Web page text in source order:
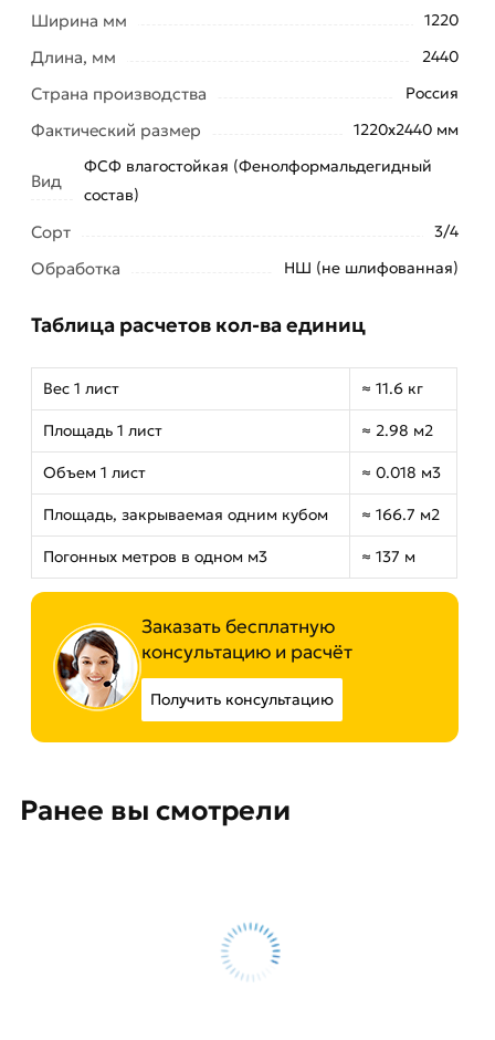
Ширина мм 1220
Длина, мм 2440
Страна производства Россия
Фактический размер 1220х2440 мм
Вид
ФСФ влагостойкая (Фенолформальдегидный
состав)
Сорт 3/4
Обработка НШ (не шлифованная)
Таблица расчетов кол-ва единиц
Вес 1 лист ≈ 11.6 кг
Площадь 1 лист ≈ 2.98 м2
Объем 1 лист ≈ 0.018 м3
Площадь, закрываемая одним кубом ≈ 166.7 м2
Погонных метров в одном м3 ≈ 137 м
Заказать бесплатную
консультацию и расчёт
Получить консультацию
Ранее вы смотрели